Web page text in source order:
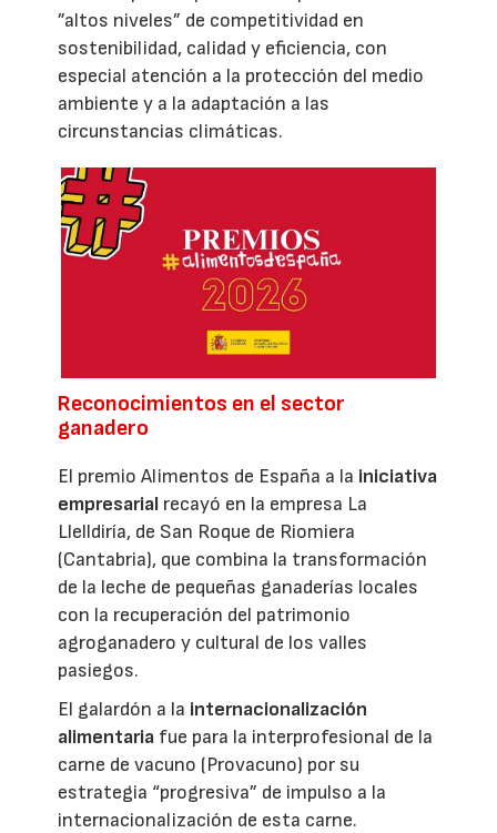
”altos niveles” de competitividad en
sostenibilidad, calidad y eficiencia, con
especial atención a la protección del medio
ambiente y a la adaptación a las
circunstancias climáticas.
Reconocimientos en el sector
ganadero
El premio Alimentos de España a la iniciativa
empresarial recayó en la empresa La
Llelldiría, de San Roque de Riomiera
(Cantabria), que combina la transformación
de la leche de pequeñas ganaderías locales
con la recuperación del patrimonio
agroganadero y cultural de los valles
pasiegos.
El galardón a la internacionalización
alimentaria fue para la interprofesional de la
carne de vacuno (Provacuno) por su
estrategia “progresiva” de impulso a la
internacionalización de esta carne.